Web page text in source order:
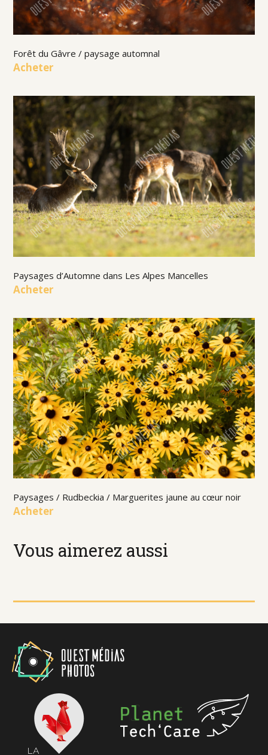
Vous aimerez aussi
Forêt du Gâvre / paysage automnal
Acheter
Paysages d’Automne dans Les Alpes Mancelles
Acheter
Paysages / Rudbeckia / Marguerites jaune au cœur noir
Acheter